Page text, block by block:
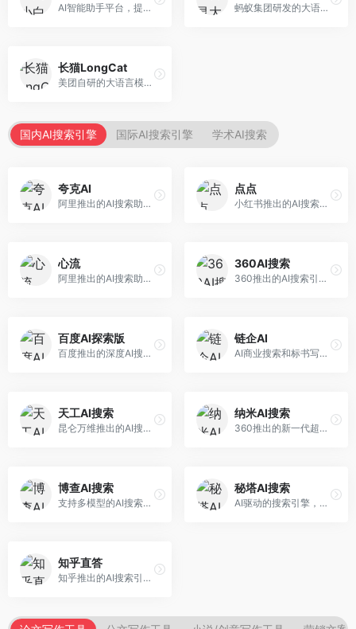
AI智能助手平台，提供知识问答、文本创作、文档处理等服务。面向普通用户和职场人士，操作简便，响应速度快，支持多场景应用。 蚂蚁集团研发的大语言模型平台，专注于金融科技和企业服务。面向金融机构和企业客户，提供智能客服、风险分析、文档处理等服务，金融场景理解深入。
长猫LongCat
美团自研的大语言模型对话平台，专注于本地生活服务场景。面向美团生态用户，提供智能推荐、服务问答等功能，本地生活知识覆盖全面。
国内AI搜索引擎 国际AI搜索引擎 学术AI搜索
夸克AI
阿里推出的AI搜索助手，整合搜索与AI功能。面向年轻用户，提供智能搜索、文档处理、学习辅助等服务，与夸克生态深度整合。
点点
小红书推出的AI搜索应用，专注于生活方式内容搜索。面向小红书用户，提供生活攻略、消费决策、内容推荐等服务，生活方式内容丰富。
心流
阿里推出的AI搜索助手，专注于智能信息获取。面向普通用户，提供智能搜索、内容整理、知识问答等服务，与阿里生态深度整合。
360AI搜索
360推出的AI搜索引擎，专注于安全智能搜索。面向普通用户，提供智能问答、网页搜索、内容整理等服务，安全防护能力强。
百度AI探索版
百度推出的深度AI搜索引擎，整合百度知识图谱。面向中文用户，提供智能问答、知识探索、内容生成等服务，知识覆盖面广。
链企AI
AI商业搜索和标书写作工具，专注于企业服务场景。面向企业用户，提供商业信息搜索、标书生成、企业分析等服务，商业信息专业。
天工AI搜索
昆仑万维推出的AI搜索引擎，整合大模型与搜索能力。面向普通用户，提供智能问答、深度搜索、内容整理等服务，中文搜索体验好。
纳米AI搜索
360推出的新一代超级AI搜索，深度整合360搜索资源。面向普通用户，提供智能问答、多模态搜索、内容生成等服务，安全可靠。
博查AI搜索
支持多模型的AI搜索引擎，整合多种大模型能力。面向AI爱好者，提供多模型搜索、答案对比、深度分析等服务，模型选择灵活。
秘塔AI搜索
AI驱动的搜索引擎，专注于无广告直达结果。面向研究者和信息获取需求者，提供深度搜索、来源标注、答案整理等服务，搜索结果干净准确，信息可信度高。
知乎直答
知乎推出的AI搜索引擎，专注于知识问答场景。面向知识获取者，提供知乎内容搜索、智能问答、知识整理等服务，专业知识丰富。